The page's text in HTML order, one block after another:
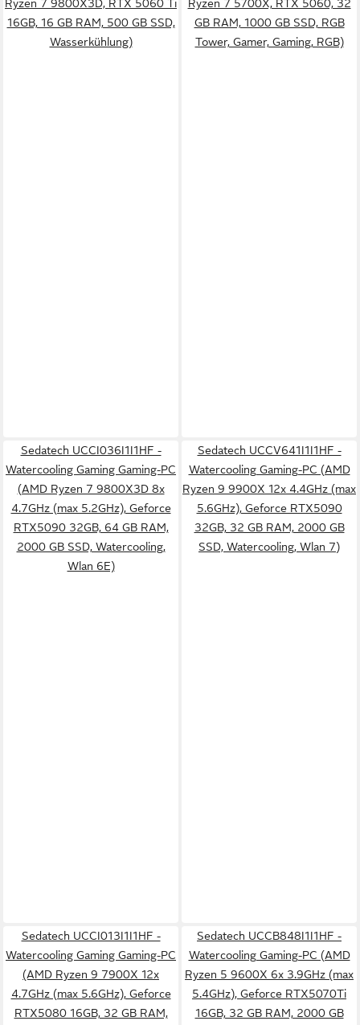
Ryzen 7 9800X3D, RTX 5060 Ti
16GB, 16 GB RAM, 500 GB SSD,
Wasserkühlung)
Ryzen 7 5700X, RTX 5060, 32
GB RAM, 1000 GB SSD, RGB
Tower, Gamer, Gaming, RGB)
Sedatech UCCI036I1I1HF -
Watercooling Gaming Gaming-PC
(AMD Ryzen 7 9800X3D 8x
4.7GHz (max 5.2GHz), Geforce
RTX5090 32GB, 64 GB RAM,
2000 GB SSD, Watercooling,
Wlan 6E)
Sedatech UCCV641I1I1HF -
Watercooling Gaming-PC (AMD
Ryzen 9 9900X 12x 4.4GHz (max
5.6GHz), Geforce RTX5090
32GB, 32 GB RAM, 2000 GB
SSD, Watercooling, Wlan 7)
Sedatech UCCI013I1I1HF -
Watercooling Gaming Gaming-PC
(AMD Ryzen 9 7900X 12x
4.7GHz (max 5.6GHz), Geforce
RTX5080 16GB, 32 GB RAM,
Sedatech UCCB848I1I1HF -
Watercooling Gaming-PC (AMD
Ryzen 5 9600X 6x 3.9GHz (max
5.4GHz), Geforce RTX5070Ti
16GB, 32 GB RAM, 2000 GB